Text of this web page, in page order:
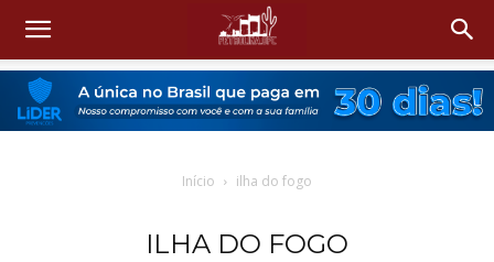
Início ilha do fogo
ILHA DO FOGO